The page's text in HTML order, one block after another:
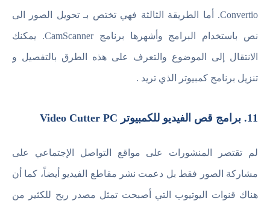
Convertio. أما الطريقة الثالثة فهي تختص بـ تحويل الصور الى
نص باستخدام البرامج وأشهرها برنامج CamScanner. يمكنك
الانتقال إلى الموضوع والتعرف على هذه الطرق بالتفصيل و
تنزيل برنامج كمبيوتر الذي تريد .
11. برامج قص الفيديو للكمبيوتر Video Cutter PC
لم تقتصر المنشورات على مواقع التواصل الإجتماعي على
مشاركة الصور فقط بل دعمت نشر مقاطع الفيديو أيضاً، كما أن
هناك قنوات اليوتيوب التي أصبحت تمثل مصدر ربح للكثير من